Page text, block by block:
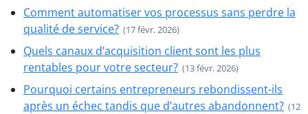
Comment automatiser vos processus sans perdre la
qualité de service? (17 févr. 2026)
Quels canaux d’acquisition client sont les plus
rentables pour votre secteur? (13 févr. 2026)
Pourquoi certains entrepreneurs rebondissent-ils
après un échec tandis que d’autres abandonnent? (12